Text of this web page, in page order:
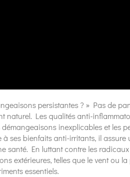
persistantes ? » Pas de
naturel. Les qualités anti-
inexplicables et les
ses bienfaits anti-irritants, il assure
santé. En luttant contre les radicaux
extérieures, telles que le vent ou
essentiels.